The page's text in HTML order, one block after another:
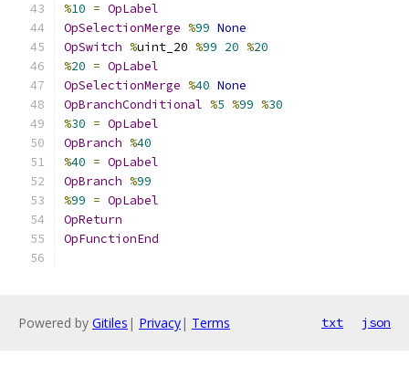
%10 = OpLabel
OpSelectionMerge %99 None
OpSwitch %uint_20 %99 20 %20
%20 = OpLabel
OpSelectionMerge %40 None
OpBranchConditional %5 %99 %30
%30 = OpLabel
OpBranch %40
%40 = OpLabel
OpBranch %99
%99 = OpLabel
OpReturn
OpFunctionEnd
Powered by Gitiles | Privacy| Terms txt json